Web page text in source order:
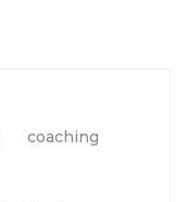
coaching